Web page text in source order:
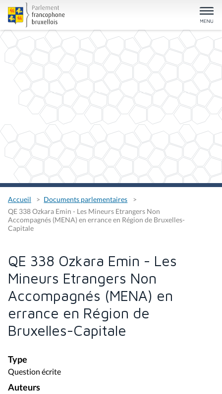
Accueil
Documents parlementaires
QE 338 Ozkara Emin - Les Mineurs Etrangers Non
Accompagnés (MENA) en errance en Région de Bruxelles-
Capitale
QE 338 Ozkara Emin - Les
Mineurs Etrangers Non
Accompagnés (MENA) en
errance en Région de
Bruxelles-Capitale
Type
Question écrite
Auteurs